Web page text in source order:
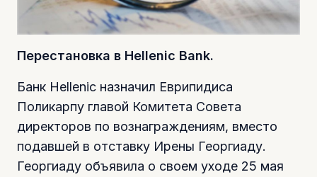
Перестановка в Hellenic Bank.
Банк Hellenic назначил Еврипидиса
Поликарпу главой Комитета Совета
директоров по вознаграждениям, вместо
подавшей в отставку Ирены Георгиаду.
Георгиаду объявила о своем уходе 25 мая